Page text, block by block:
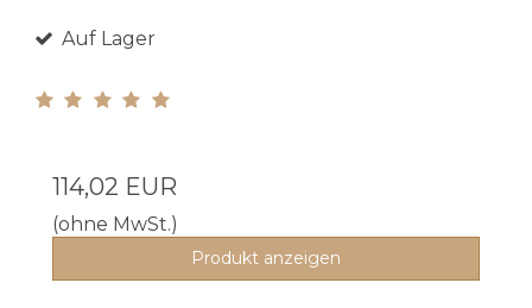
Auf Lager
114,02 EUR
(ohne MwSt.)
Produkt anzeigen